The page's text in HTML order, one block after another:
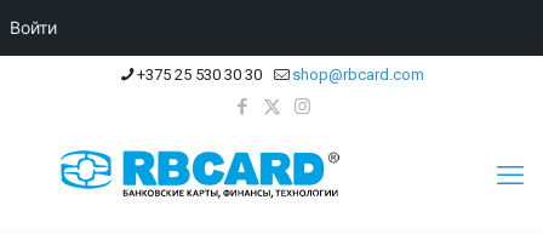
+375 25 530 30 30 shop@rbcard.com
Войти